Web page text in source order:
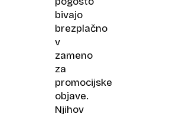
bivajo
brezplačno
v
zameno
za
promocijske
objave.
Njihov